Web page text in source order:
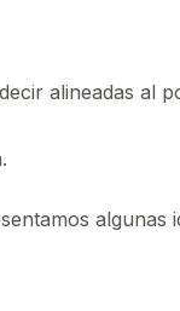
alineadas al
algunas